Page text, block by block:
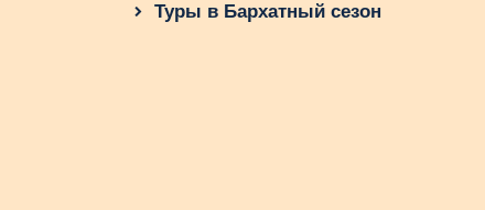
Туры в Бархатный сезон